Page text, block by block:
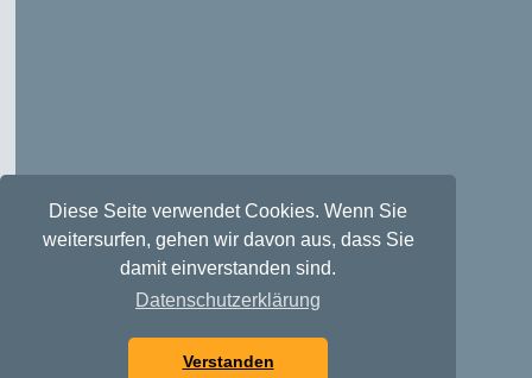
Diese Seite verwendet Cookies. Wenn Sie
weitersurfen, gehen wir davon aus, dass Sie
damit einverstanden sind.
Datenschutzerklärung
Verstanden